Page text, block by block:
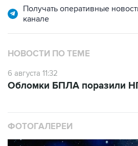
Получать оперативные
канале
НОВОСТИ ПО ТЕМЕ
6 августа 11:32
Обломки БПЛА поразили
ФОТОГАЛЕРЕИ